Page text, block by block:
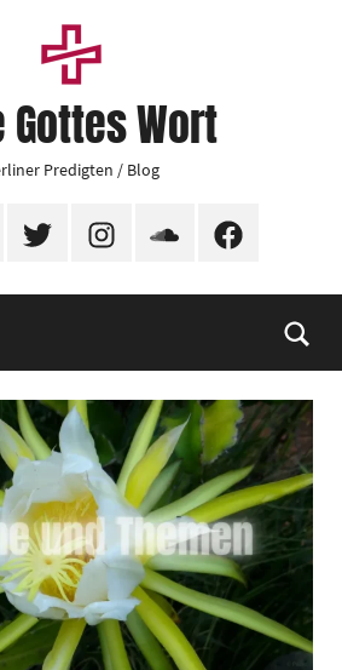
Gottes Wort
Predigten / Blog
Twitter InstagramSoundCloudFacebook